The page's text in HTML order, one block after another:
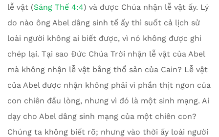
lễ vật (Sáng Thế 4:4) và được Chúa nhận lễ vật ấy. Lý
do nào ông Abel dâng sinh tế ấy thì suốt cả lịch sử
loài người không ai biết được, vì nó không được ghi
chép lại. Tại sao Đức Chúa Trời nhận lễ vật của Abel
mà không nhận lễ vật bằng thổ sản của Cain? Lễ vật
của Abel được nhận không phải vì phần thịt ngon của
con chiên đầu lòng, nhưng vì đó là một sinh mạng. Ai
dạy cho Abel dâng sinh mạng của một chiên con?
Chúng ta không biết rõ; nhưng vào thời ấy loài người